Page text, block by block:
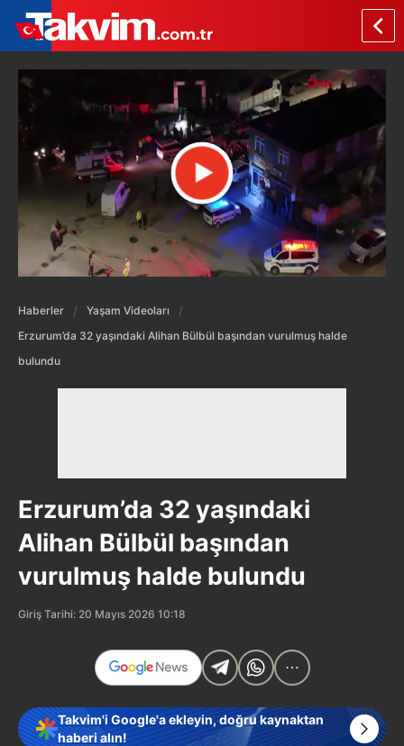
Haberler
Yaşam Videoları
Erzurum’da 32 yaşındaki Alihan Bülbül başından vurulmuş halde
bulundu
Erzurum’da 32 yaşındaki
Alihan Bülbül başından
vurulmuş halde bulundu
Giriş Tarihi: 20 Mayıs 2026 10:18
Takvim'i Google'a ekleyin, doğru kaynaktan
haberi alın!